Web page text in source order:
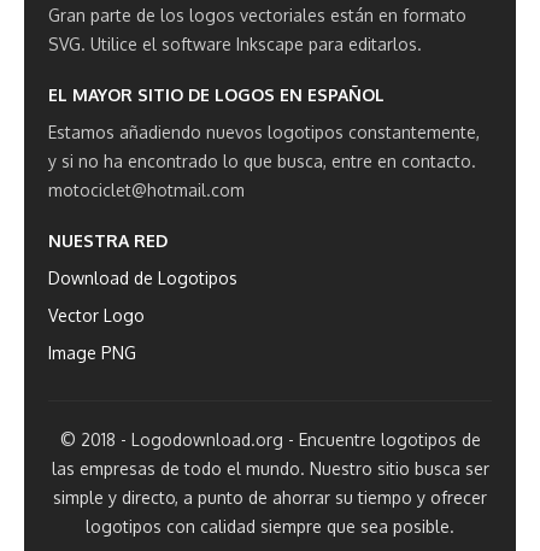
Gran parte de los logos vectoriales están en formato
SVG. Utilice el software Inkscape para editarlos.
EL MAYOR SITIO DE LOGOS EN ESPAÑOL
Estamos añadiendo nuevos logotipos constantemente,
y si no ha encontrado lo que busca, entre en contacto.
motociclet@hotmail.com
NUESTRA RED
Download de Logotipos
Vector Logo
Image PNG
© 2018 - Logodownload.org - Encuentre logotipos de
las empresas de todo el mundo. Nuestro sitio busca ser
simple y directo, a punto de ahorrar su tiempo y ofrecer
logotipos con calidad siempre que sea posible.